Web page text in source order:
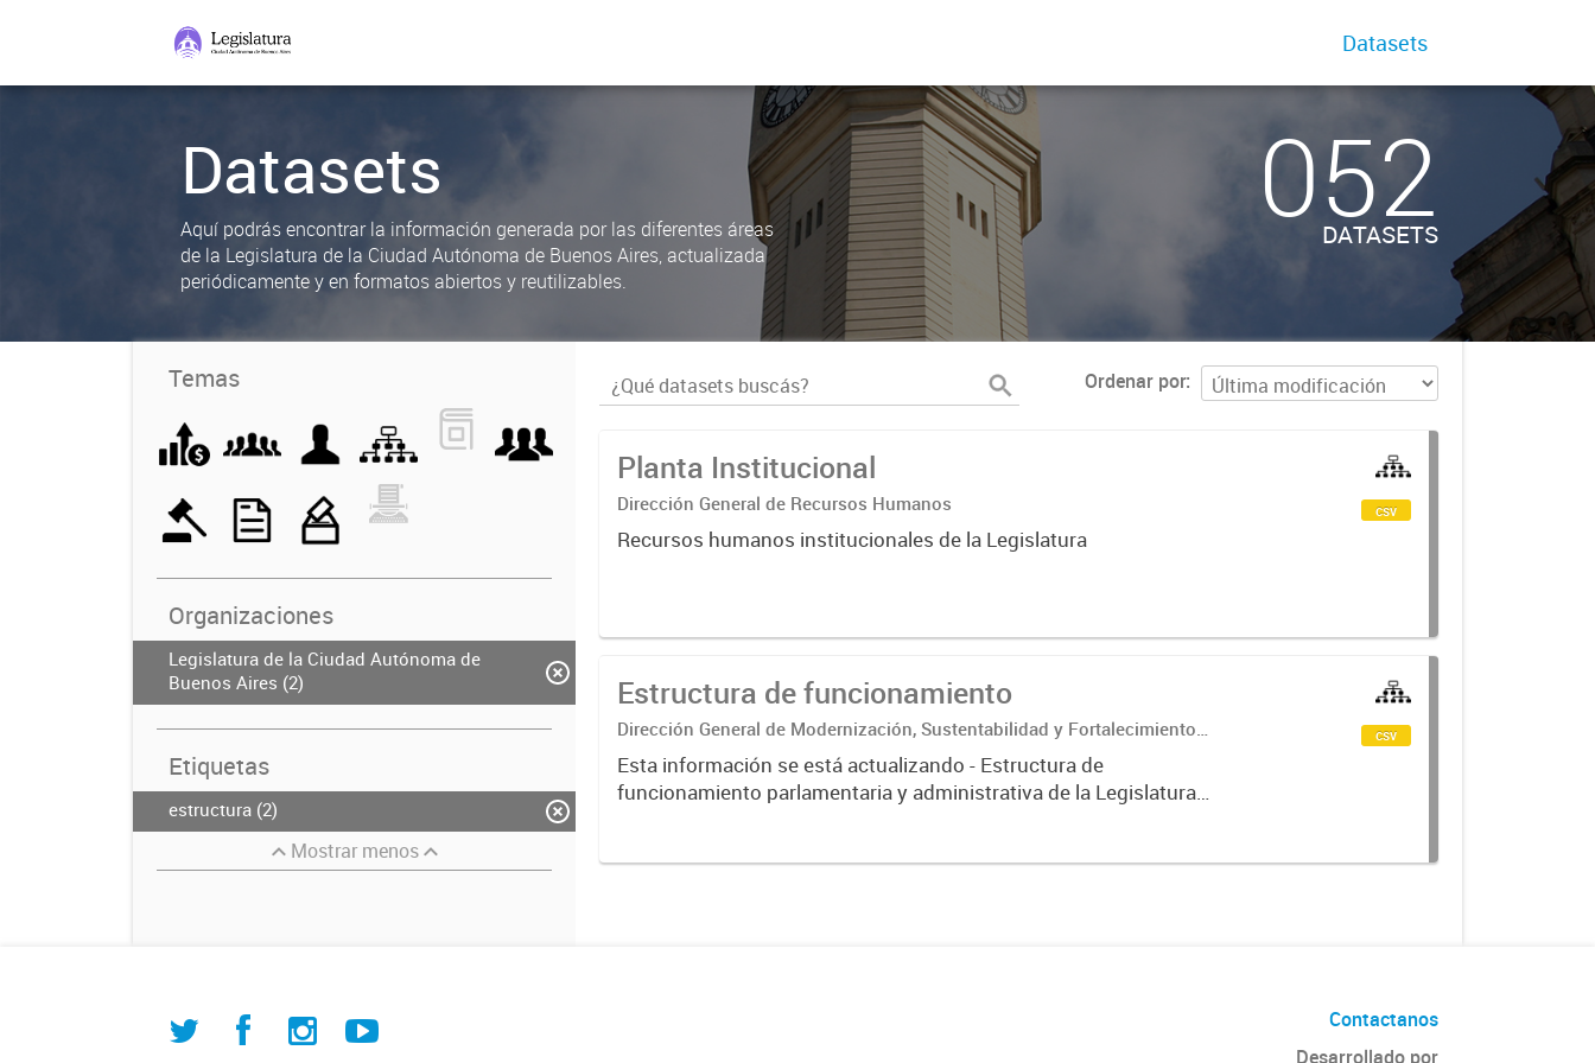
Datasets
Datasets
Aquí podrás encontrar la información generada por las diferentes áreas
de la Legislatura de la Ciudad Autónoma de Buenos Aires, actualizada
periódicamente y en formatos abiertos y reutilizables.
052
DATASETS
Temas
Organizaciones
Legislatura de la Ciudad Autónoma de
Buenos Aires (2)
Etiquetas
estructura (2)
Mostrar menos
Ordenar por
Planta Institucional
Dirección General de Recursos Humanos
Recursos humanos institucionales de la Legislatura
csv
Estructura de funcionamiento
Dirección General de Modernización, Sustentabilidad y Fortalecimiento
Institucional
Esta información se está actualizando - Estructura de
funcionamiento parlamentaria y administrativa de la Legislatura
csv
Contactanos
Desarrollado por